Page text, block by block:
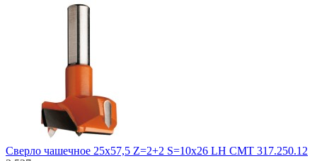
Cверло чашечное 25x57,5 Z=2+2 S=10x26 LH CMT 317.250.12